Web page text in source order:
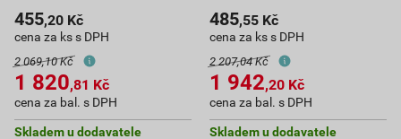
455,20 Kč
cena za ks s DPH
2 069,10 Kč
1 820,81 Kč
cena za bal. s DPH
Skladem u dodavatele
485,55 Kč
cena za ks s DPH
2 207,04 Kč
1 942,20 Kč
cena za bal. s DPH
Skladem u dodavatele